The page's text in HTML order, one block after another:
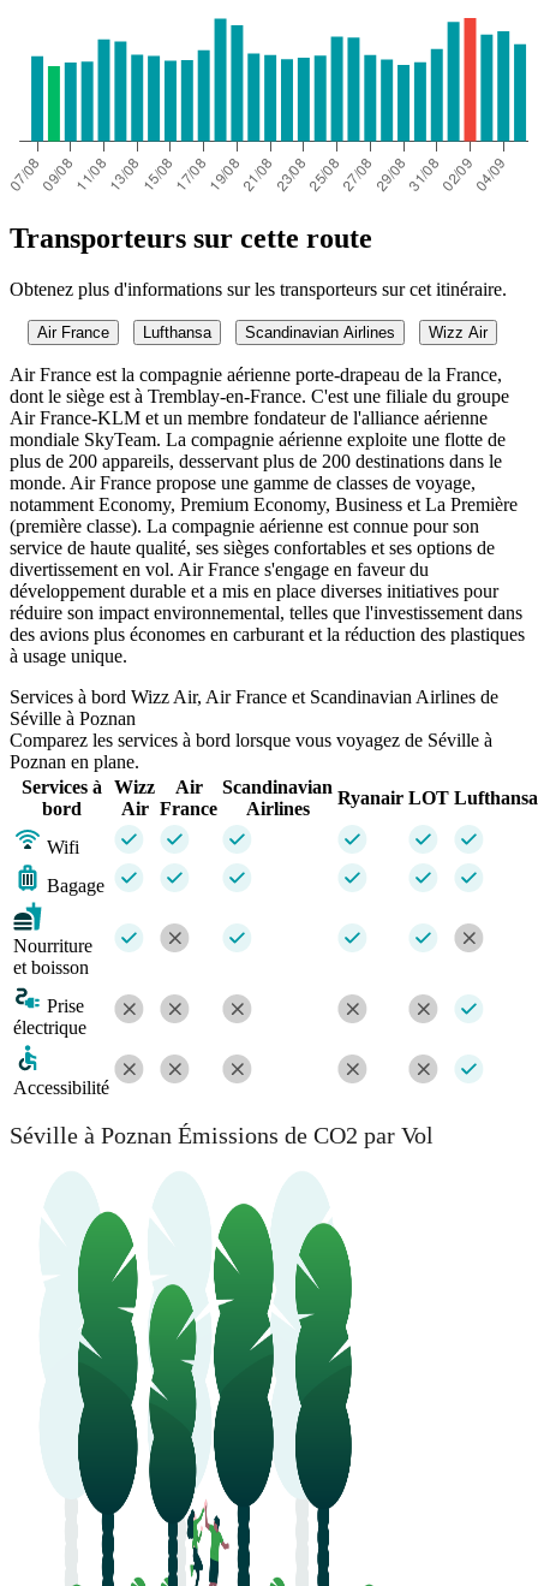
Transporteurs sur cette route
Obtenez plus d'informations sur les transporteurs sur cet itinéraire.
Air France Lufthansa Scandinavian Airlines Wizz Air
Air France est la compagnie aérienne porte-drapeau de la France,
dont le siège est à Tremblay-en-France. C'est une filiale du groupe
Air France-KLM et un membre fondateur de l'alliance aérienne
mondiale SkyTeam. La compagnie aérienne exploite une flotte de
plus de 200 appareils, desservant plus de 200 destinations dans le
monde. Air France propose une gamme de classes de voyage,
notamment Economy, Premium Economy, Business et La Première
(première classe). La compagnie aérienne est connue pour son
service de haute qualité, ses sièges confortables et ses options de
divertissement en vol. Air France s'engage en faveur du
développement durable et a mis en place diverses initiatives pour
réduire son impact environnemental, telles que l'investissement dans
des avions plus économes en carburant et la réduction des plastiques
à usage unique.
Services à bord Wizz Air, Air France et Scandinavian Airlines de
Séville à Poznan
Comparez les services à bord lorsque vous voyagez de Séville à
Poznan en plane.
Services à
bord
Wizz
Air
Air
France
Scandinavian
Airlines
Ryanair LOT Lufthansa
Wifi
Bagage
Nourriture
et boisson
Prise
électrique
Accessibilité
Séville à Poznan Émissions de CO2 par Vol